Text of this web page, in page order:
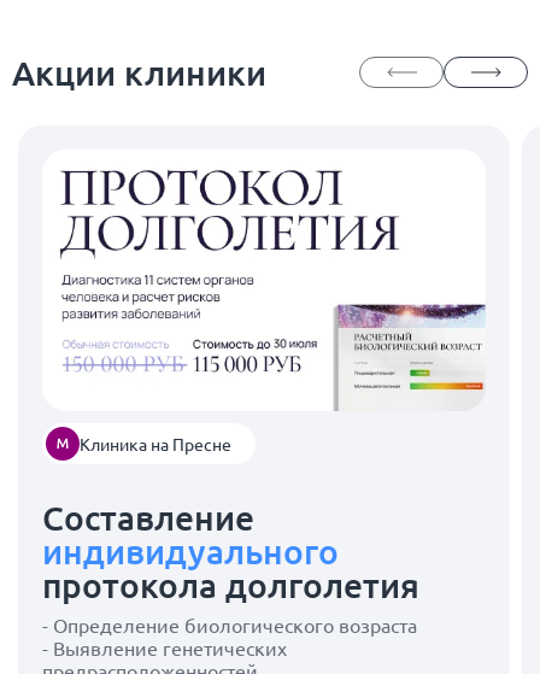
Акции клиники
Клиника на Пресне
Составление
индивидуального
протокола долголетия
- Определение биологического возраста
- Выявление генетических